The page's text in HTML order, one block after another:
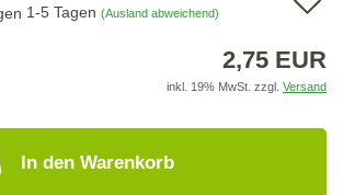
1-5 Tagen (Ausland abweichend)
2,75 EUR
inkl. 19% MwSt. zzgl. Versand
In den Warenkorb